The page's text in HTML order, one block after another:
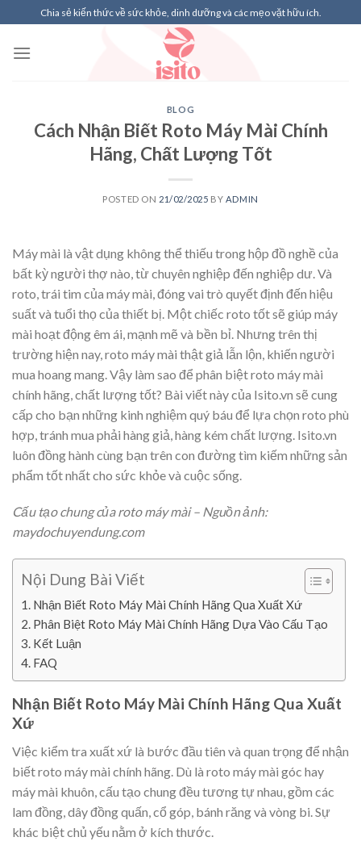
to
content
Chia sẻ kiến thức về sức khỏe, dinh dưỡng và các mẹo vặt hữu ích.
BLOG
Cách Nhận Biết Roto Máy Mài Chính
Hãng, Chất Lượng Tốt
POSTED ON 21/02/2025 BY ADMIN
Máy mài là vật dụng không thể thiếu trong hộp đồ nghề của
bất kỳ người thợ nào, từ chuyên nghiệp đến nghiệp dư. Và
roto, trái tim của máy mài, đóng vai trò quyết định đến hiệu
suất và tuổi thọ của thiết bị. Một chiếc roto tốt sẽ giúp máy
mài hoạt động êm ái, mạnh mẽ và bền bỉ. Nhưng trên thị
trường hiện nay, roto máy mài thật giả lẫn lộn, khiến người
mua hoang mang. Vậy làm sao để phân biệt roto máy mài
chính hãng, chất lượng tốt? Bài viết này của Isito.vn sẽ cung
cấp cho bạn những kinh nghiệm quý báu để lựa chọn roto phù
hợp, tránh mua phải hàng giả, hàng kém chất lượng. Isito.vn
luôn đồng hành cùng bạn trên con đường tìm kiếm những sản
phẩm tốt nhất cho sức khỏe và cuộc sống.
Cấu tạo chung của roto máy mài – Nguồn ảnh:
maydochuyendung.com
Nội Dung Bài Viết
Nhận Biết Roto Máy Mài Chính Hãng Qua Xuất Xứ
Phân Biệt Roto Máy Mài Chính Hãng Dựa Vào Cấu Tạo
Kết Luận
FAQ
Nhận Biết Roto Máy Mài Chính Hãng Qua Xuất
Xứ
Việc kiểm tra xuất xứ là bước đầu tiên và quan trọng để nhận
biết roto máy mài chính hãng. Dù là roto máy mài góc hay
máy mài khuôn, cấu tạo chung đều tương tự nhau, gồm các
lam đồng, dây đồng quấn, cổ góp, bánh răng và vòng bi. Sự
khác biệt chủ yếu nằm ở kích thước.